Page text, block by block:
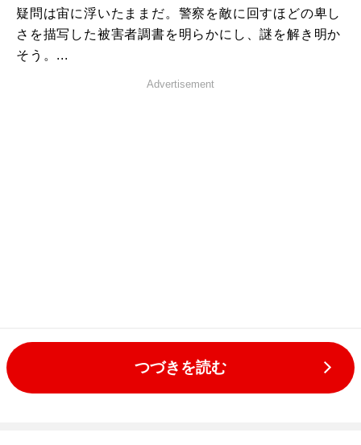
疑問は宙に浮いたままだ。警察を敵に回すほどの卑し
さを描写した被害者調書を明らかにし、謎を解き明か
そう。...
Advertisement
つづきを読む